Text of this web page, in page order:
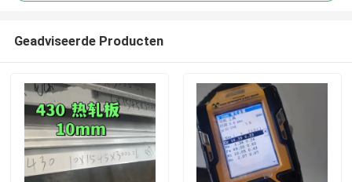
Geadviseerde Producten